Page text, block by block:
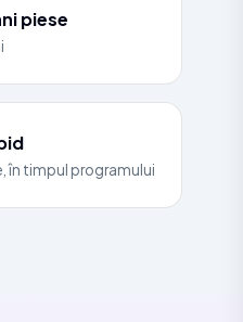
piese
în timpul programului